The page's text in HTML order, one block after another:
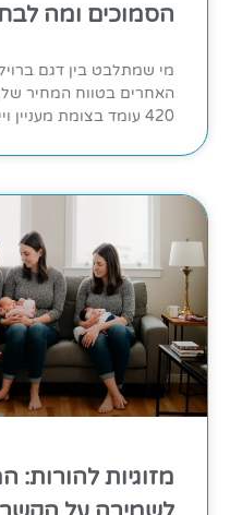
הסמוכים ומה
420 עומד בצומת מעניין וייחודי בתוך הקטלוג של
מזוגיות להורות: